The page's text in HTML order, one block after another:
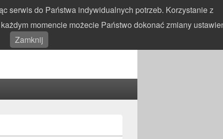
for:
serwis do Państwa indywidualnych potrzeb. Korzystanie z
momencie możecie Państwo dokonać zmiany
Zamknij